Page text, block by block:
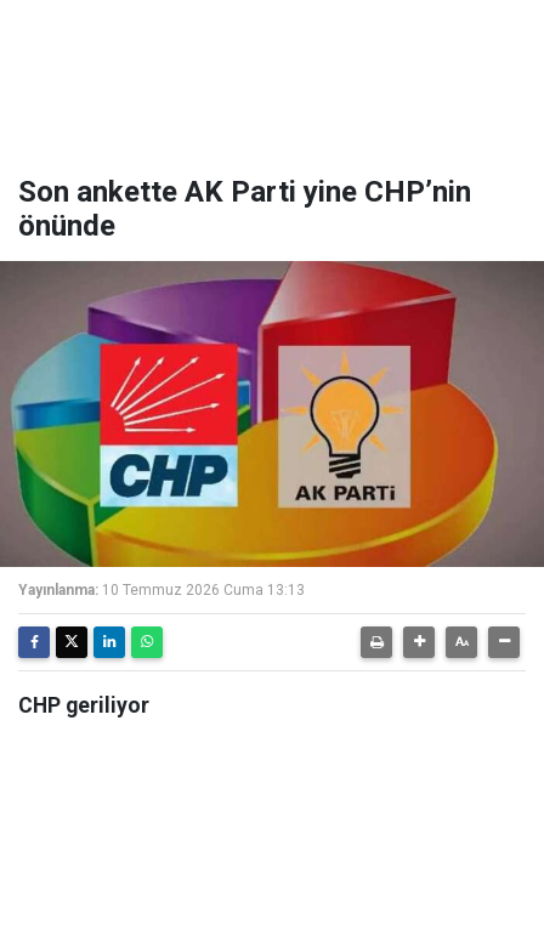
Son ankette AK Parti yine CHP’nin
önünde
Yayınlanma: 10 Temmuz 2026 Cuma 13:13
CHP geriliyor